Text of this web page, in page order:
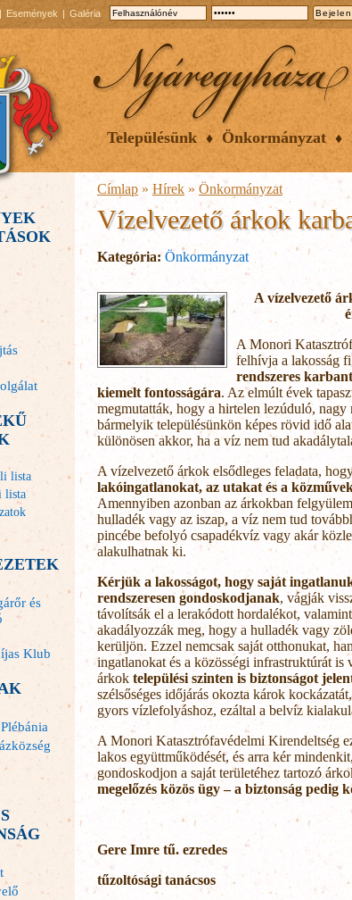
Események Galéria
Településünk Önkormányzat
Címlap » Hírek » Önkormányzat
Vízelvezető árkok
Kategória:Önkormányzat
A vízelvezető
A Monori
felhívja a lakosság
rendszeres
kiemelt fontosságára. Az elmúlt évek
megmutatták, hogy a hirtelen lezúduló, nagy
bármelyik településünkön képes rövid idő
különösen akkor, ha a víz nem tud
A vízelvezető árkok elsődleges feladata,
lakóingatlanokat, az utakat és a
Amennyiben azonban az árkokban
hulladék vagy az iszap, a víz nem tud
pincébe befolyó csapadékvíz vagy akár
alakulhatnak ki.
Kérjük a lakosságot, hogy saját
rendszeresen gondoskodjanak, vágják
távolítsák el a lerakódott hordalékot,
akadályozzák meg, hogy a hulladék vagy
kerüljön. Ezzel nemcsak saját otthonukat,
ingatlanokat és a közösségi infrastruktúrát is
árkok települési szinten is biztonságot
szélsőséges időjárás okozta károk
gyors vízlefolyáshoz, ezáltal a belvíz
A Monori Katasztrófavédelmi Kirendeltség
lakos együttműködését, és arra kér
gondoskodjon a saját területéhez tartozó
megelőzés közös ügy – a biztonság pedig
Gere Imre tű. ezredes
tűzoltósági tanácsos
lista
lista
és
Klub